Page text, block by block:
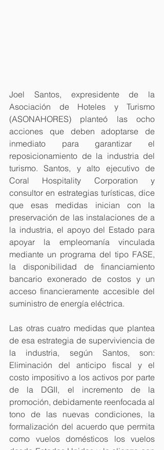
Joel Santos, expresidente de la
Asociación de Hoteles y Turismo
(ASONAHORES) planteó las ocho
acciones que deben adoptarse de
inmediato para garantizar el
reposicionamiento de la industria del
turismo. Santos, y alto ejecutivo de
Coral Hospitality Corporation y
consultor en estrategias turísticas, dice
que esas medidas inician con la
preservación de las instalaciones de a
la industria, el apoyo del Estado para
apoyar la empleomanía vinculada
mediante un programa del tipo FASE,
la disponibilidad de financiamiento
bancario exonerado de costos y un
acceso financieramente accesible del
suministro de energía eléctrica.
Las otras cuatro medidas que plantea
de esa estrategia de superviviencia de
la industria, según Santos, son:
Eliminación del anticipo fiscal y el
costo impositivo a los activos por parte
de la DGII, el incremento de la
promoción, debidamente reenfocada al
tono de las nuevas condiciones, la
formalización del acuerdo que permita
como vuelos domésticos los vuelos